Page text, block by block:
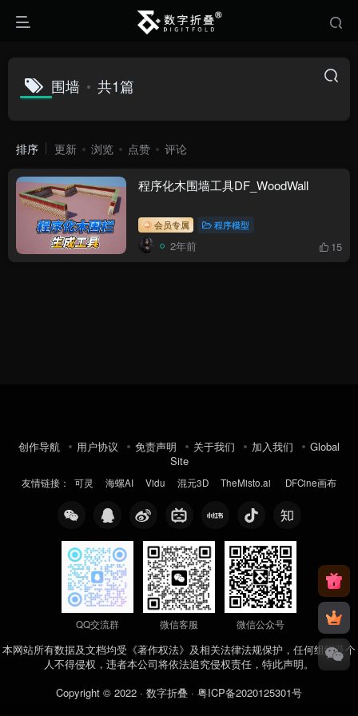
围墙 共1篇
排序 更新 浏览 点赞 评论
程序化木围墙工具DF_WoodWall
会员专属 程序模型
2年前 15
创作导航 用户协议 免责声明 关于我们 加入我们
Global
Site
友情链接： 可灵 海螺AI Vidu 混元3D TheMisto.ai DFCine画布
QQ交流群 微信客服 微信公众号
本网站所有数据及文档均受《著作权法》及相关法律法规保护，任何组织及个
人不得侵权，违者本公司将依法追究侵权责任，特此声明。
Copyright © 2022 · 数字折叠 · 粤ICP备2020125301号